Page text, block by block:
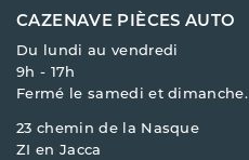
CAZENAVE PIÈCES AUTO
Du lundi au vendredi
9h - 17h
Fermé le samedi et dimanche.
23 chemin de la Nasque
ZI en Jacca